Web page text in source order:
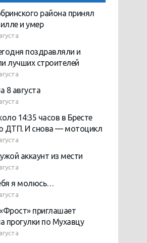
района принял
и умер
поздравляли и
лучших строителей
8 августа
14:35 часов в Бресте
ДТП. И снова — мотоцикл
аккаунт из мести
я молюсь…
приглашает
прогулки по Мухавцу